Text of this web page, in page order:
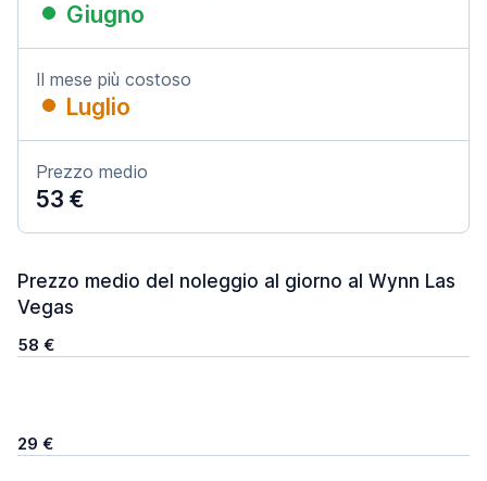
Giugno
Il mese più costoso
Luglio
Prezzo medio
53 €
Prezzo medio del noleggio al giorno al Wynn Las
Vegas
58 €
29 €